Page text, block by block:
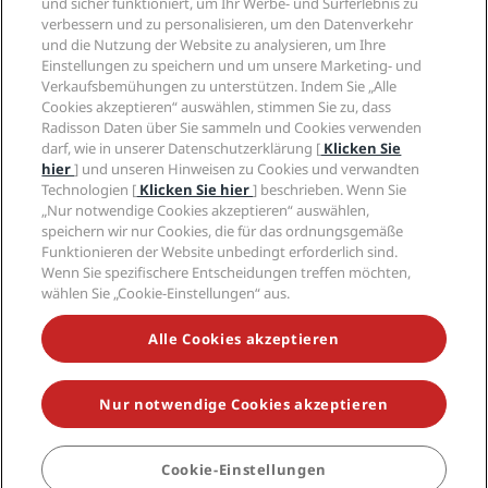
BUCHEN
Familienfreundliche Hotels
Gesundheit & Sicherheit
Karriere RHG
Karriere PPHE
Karrieren EHL
The Club by RHG
Entwicklungsmöglichkeiten
Responsible Business – Unser Engagement
Einkauf
Privacy Centre
Rechtliche Hinweise
Radisson Rewards Geschäftsbedingungen
Website-Nutzungsvereinbarung
Digitale Barrierefreiheit
Moderne Sklaverei – Erklärung
Hilfe
Verbrauchermeldungen
Kontakt
FAQ
Inhaltsübersicht
Soziale Medien
Marken von Radisson Hotels
VERPASSEN SIE NIEMALS UNSERE BELIEBTESTEN
ANGEBOTE
© 2026 Radisson Hotel Group.Alle Rechte vorbehalten. RHG Radisson
Hotel Group, Radisson, Radisson RED, Radisson Blu, Radisson Collection,
Radisson Individuals, Park Plaza, Park Inn, Country Inn & Suites, Prize by
Radisson, Radisson Rewards und Radisson Meetings sind Warenzeichen
der Radisson Hotel Group.
verbessern und zu personalisieren, um den Datenverkehr
und die Nutzung der Website zu analysieren, um Ihre
Einstellungen zu speichern und um unsere Marketing- und
Verkaufsbemühungen zu unterstützen. Indem Sie „Alle
Cookies akzeptieren“ auswählen, stimmen Sie zu, dass
Radisson Daten über Sie sammeln und Cookies verwenden
darf, wie in unserer Datenschutzerklärung [ Klicken Sie
hier] und unseren Hinweisen zu Cookies und verwandten
Technologien [ Klicken Sie hier] beschrieben. Wenn Sie
„Nur notwendige Cookies akzeptieren“ auswählen,
speichern wir nur Cookies, die für das ordnungsgemäße
Funktionieren der Website unbedingt erforderlich sind.
Wenn Sie spezifischere Entscheidungen treffen möchten,
wählen Sie „Cookie-Einstellungen“ aus.
Alle Cookies akzeptieren
Nur notwendige Cookies akzeptieren
Cookie-Einstellungen